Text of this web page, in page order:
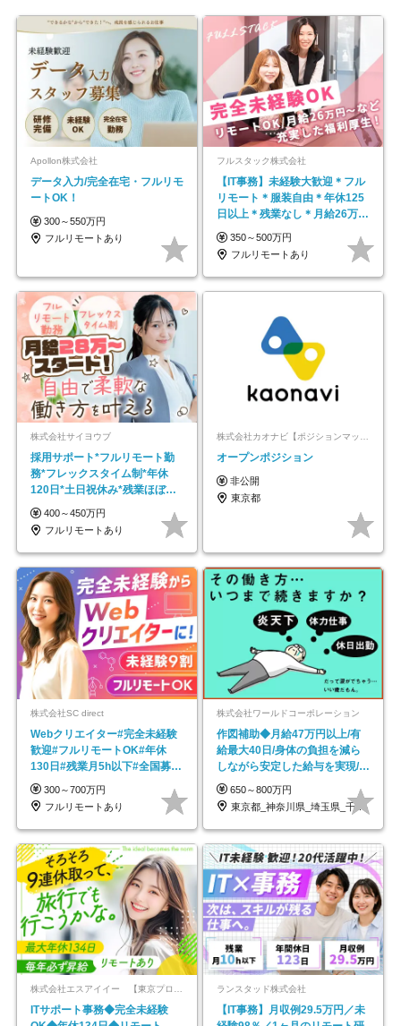
Apollon株式会社
データ入力/完全在宅・フルリモ
ートOK！
300～550万円
フルリモートあり
フルスタック株式会社
【IT事務】未経験大歓迎＊フル
リモート＊服装自由＊年休125
日以上＊残業なし＊月給26万円
以上
350～500万円
フルリモートあり
株式会社サイヨウブ
採用サポート*フルリモート勤
務*フレックスタイム制*年休
120日*土日祝休み*残業ほぼな
し*育児中社員8割以上
400～450万円
フルリモートあり
株式会社カオナビ【ポジションマッチ登録】
オープンポジション
非公開
東京都
株式会社SC direct
Webクリエイター#完全未経験
歓迎#フルリモートOK#年休
130日#残業月5h以下#全国募集
#最大1年の研修
300～700万円
フルリモートあり
株式会社ワールドコーポレーション
作図補助◆月給47万円以上/有
給最大40日/身体の負担を減ら
しながら安定した給与を実現/転
勤なし/p10
650～800万円
東京都_神奈川県_埼玉県_千葉県_大阪府…
株式会社エスアイイー 【東京プロマーケット上場】
ITサポート事務◆完全未経験
ランスタッド株式会社
【IT事務】月収例29.5万円／未